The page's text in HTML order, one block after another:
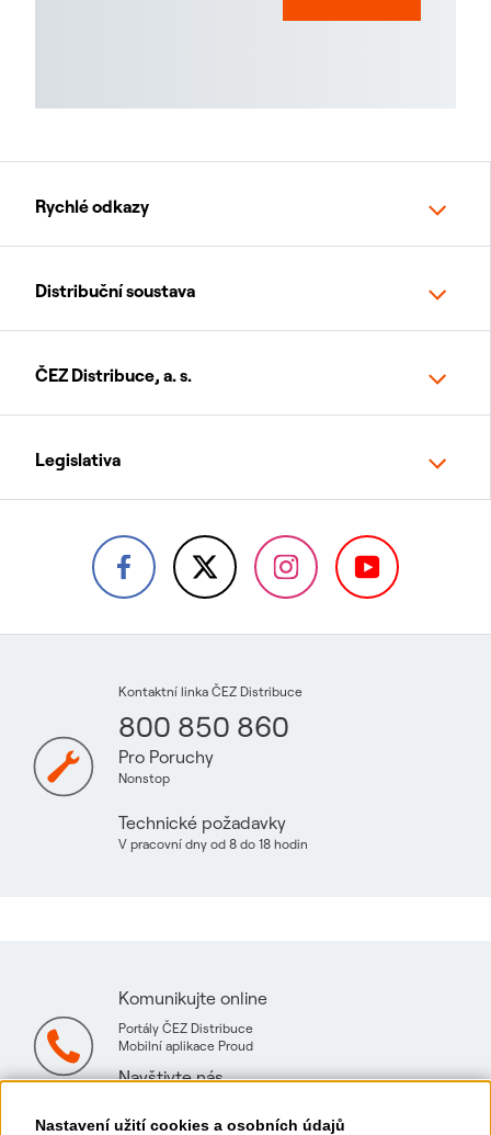
Nastavení užití cookies a osobních údajů
Rychlé odkazy
Distribuční soustava
ČEZ Distribuce, a. s.
Legislativa
Kontaktní linka ČEZ Distribuce
800 850 860
Pro Poruchy
Nonstop
Technické požadavky
V pracovní dny od 8 do 18 hodin
Komunikujte online
Portály ČEZ Distribuce
Mobilní aplikace Proud
Navštivte nás